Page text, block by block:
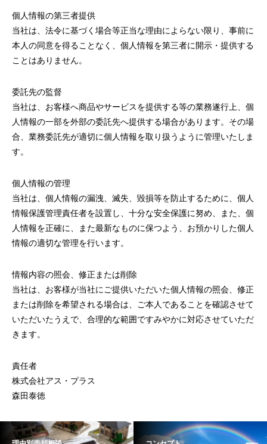
個人情報の第三者提供
当社は、法令に基づく場合等正当な理由によらない限り、事前に
本人の同意を得ることなく、個人情報を第三者に開示・提供する
ことはありません。
委託先の監督
当社は、お客様へ商品やサービスを提供する等の業務遂行上、個
人情報の一部を外部の委託先へ提供する場合があります。その場
合、業務委託先が適切に個人情報を取り扱うように管理いたしま
す。
個人情報の管理
当社は、個人情報の漏洩、滅失、毀損等を防止するために、個人
情報保護管理責任者を設置し、十分な安全保護に努め、また、個
人情報を正確に、また最新なものに保つよう、お預かりした個人
情報の適切な管理を行います。
情報内容の照会、修正または削除
当社は、お客様が当社にご提供いただいた個人情報の照会、修正
または削除を希望される場合は、ご本人であることを確認させて
いただいたうえで、合理的な範囲ですみやかに対応させていただ
きます。
責任者
株式会社アス・プラス
森田泰徳